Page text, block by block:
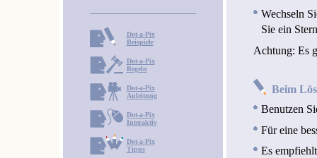
Dot-a-Pix
Beispiele
Dot-a-Pix
Regeln
Dot-a-Pix
Anleitung
Dot-a-Pix
Interaktiv
Dot-a-Pix
Tipps
Wechseln
Sie ein
Achtung: Es
Beim
Benutzen
Für eine
Es